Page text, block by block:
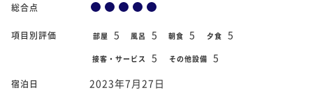
総合点
項目別評価 部屋 5 風呂 5 朝食 5 夕食 5
接客・サービス 5 その他設備 5
宿泊日 2023年7月27日